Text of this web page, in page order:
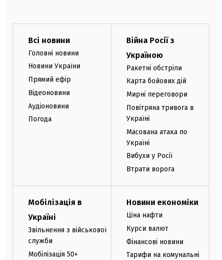
Всі новини
Головні новини
Новини України
Прямий ефір
Відеоновини
Аудіоновини
Погода
Війна Росії з
Україною
Ракетні обстріли
Карта бойових дій
Мирні переговори
Повітряна тривога в
Україні
Масована атака по
Україні
Вибухи у Росії
Втрати ворога
Мобілізація в
Україні
Звільнення з військової
служби
Мобілізація 50+
Новини економіки
Ціна нафти
Курси валют
Фінансові новини
Тарифи на комунальні